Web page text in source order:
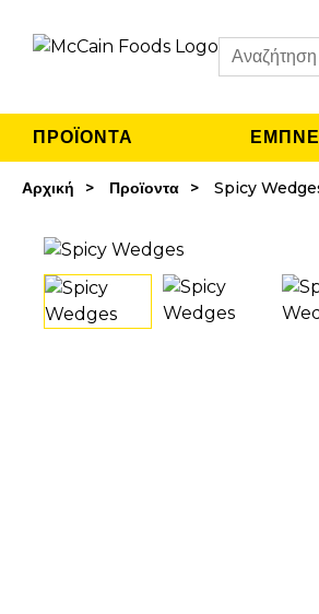
Search
ΠΡΟΪΟΝΤΑ
Αρχική Προϊοντα Spicy